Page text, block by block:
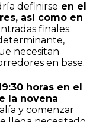
definirse en el
así como en
finales.
necesitan
en base.
horas en el
la novena
y comenzar